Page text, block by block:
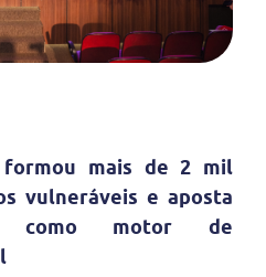
formou mais de 2 mil
vulneráveis e aposta
como motor de